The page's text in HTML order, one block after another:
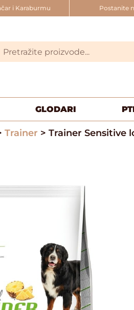
i Karaburmu Postanite
GLODARI
Trainer > Trainer Sensitive